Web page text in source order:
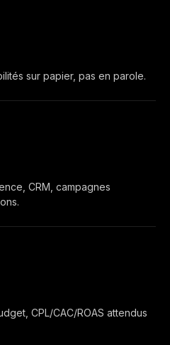
sur papier, pas en parole.
CRM, campagnes
CPL/CAC/ROAS attendus